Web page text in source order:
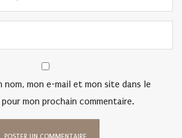
nom, mon e-mail et mon site dans le
mon prochain commentaire.